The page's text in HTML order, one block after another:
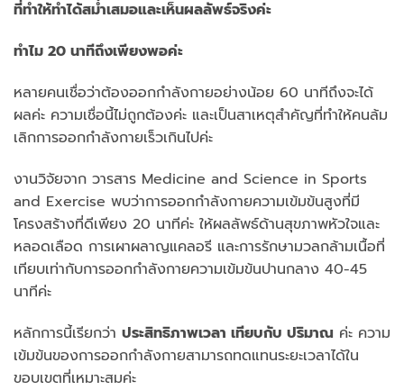
ที่ทำให้ทำได้สม่ำเสมอและเห็นผลลัพธ์จริงค่ะ
ทำไม 20 นาทีถึงเพียงพอค่ะ
หลายคนเชื่อว่าต้องออกกำลังกายอย่างน้อย 60 นาทีถึงจะได้
ผลค่ะ ความเชื่อนี้ไม่ถูกต้องค่ะ และเป็นสาเหตุสำคัญที่ทำให้คนล้ม
เลิกการออกกำลังกายเร็วเกินไปค่ะ
งานวิจัยจาก วารสาร Medicine and Science in Sports
and Exercise พบว่าการออกกำลังกายความเข้มข้นสูงที่มี
โครงสร้างที่ดีเพียง 20 นาทีค่ะ ให้ผลลัพธ์ด้านสุขภาพหัวใจและ
หลอดเลือด การเผาผลาญแคลอรี และการรักษามวลกล้ามเนื้อที่
เทียบเท่ากับการออกกำลังกายความเข้มข้นปานกลาง 40-45
นาทีค่ะ
หลักการนี้เรียกว่า ประสิทธิภาพเวลา เทียบกับ ปริมาณ ค่ะ ความ
เข้มข้นของการออกกำลังกายสามารถทดแทนระยะเวลาได้ใน
ขอบเขตที่เหมาะสมค่ะ